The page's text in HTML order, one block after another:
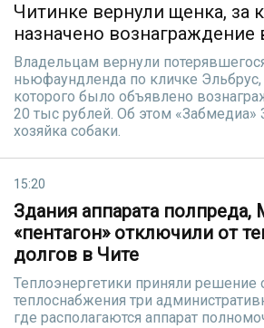
Читинке вернули щенка, за
назначено вознаграждение
Владельцам вернули
ньюфаундленда по кличке
которого было объявлено
20 тыс рублей. Об этом «Забмедиа»
хозяйка собаки.
15:20
Здания аппарата полпреда,
«пентагон» отключили от
долгов в Чите
Теплоэнергетики приняли решение
теплоснабжения три
где располагаются аппарат